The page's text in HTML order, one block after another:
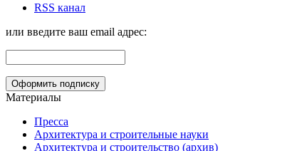
RSS канал
или введите ваш email адрес:
Материалы
Пресса
Архитектура и строительные науки
Архитектура и строительство (архив)